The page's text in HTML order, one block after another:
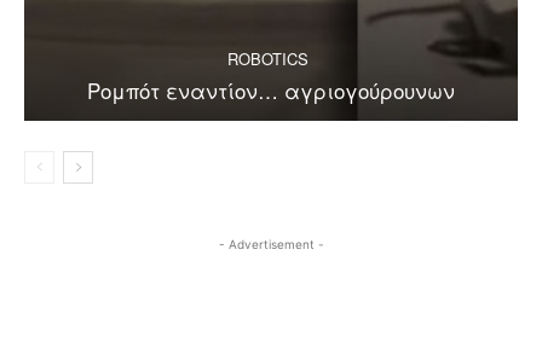
ROBOTICS
Ρομπότ εναντίον… αγριογούρουνων
- Advertisement -